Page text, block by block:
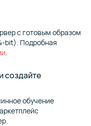
с готовым образом
bit). Подробная
и создайте
обучение